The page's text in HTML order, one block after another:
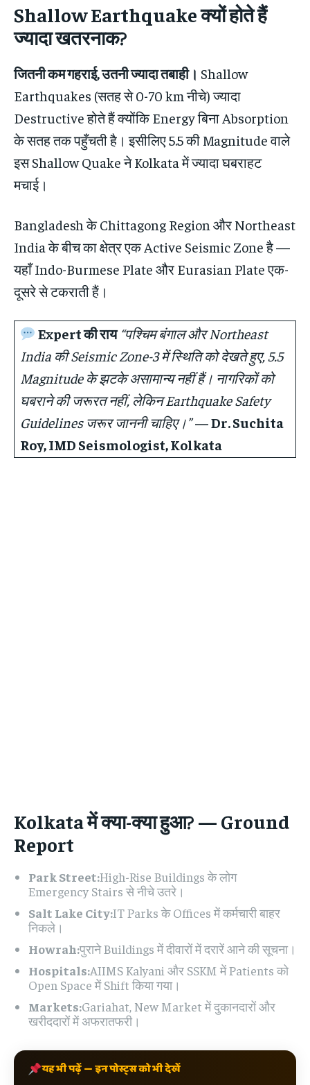
Shallow Earthquake क्यों होते हैं
ज्यादा खतरनाक?
जितनी कम गहराई, उतनी ज्यादा तबाही। Shallow
Earthquakes (सतह से 0-70 km नीचे) ज्यादा
Destructive होते हैं क्योंकि Energy बिना Absorption
के सतह तक पहुँचती है। इसीलिए 5.5 की Magnitude वाले
इस Shallow Quake ने Kolkata में ज्यादा घबराहट
मचाई।
Bangladesh के Chittagong Region और Northeast
India के बीच का क्षेत्र एक Active Seismic Zone है —
यहाँ Indo-Burmese Plate और Eurasian Plate एक-
दूसरे से टकराती हैं।
Expert की राय “पश्चिम बंगाल और Northeast
India की Seismic Zone-3 में स्थिति को देखते हुए, 5.5
Magnitude के झटके असामान्य नहीं हैं। नागरिकों को
घबराने की जरूरत नहीं, लेकिन Earthquake Safety
Guidelines जरूर जाननी चाहिए।” — Dr. Suchita
Roy, IMD Seismologist, Kolkata
Kolkata में क्या-क्या हुआ? — Ground
Report
Park Street:High-Rise Buildings के लोग
Emergency Stairs से नीचे उतरे।
Salt Lake City:IT Parks के Offices में कर्मचारी बाहर
निकले।
Howrah:पुराने Buildings में दीवारों में दरारें आने की सूचना।
Hospitals:AIIMS Kalyani और SSKM में Patients को
Open Space में Shift किया गया।
Markets:Gariahat, New Market में दुकानदारों और
खरीददारों में अफरातफरी।
यह भी पढ़ें — इन पोस्ट्स को भी देखें